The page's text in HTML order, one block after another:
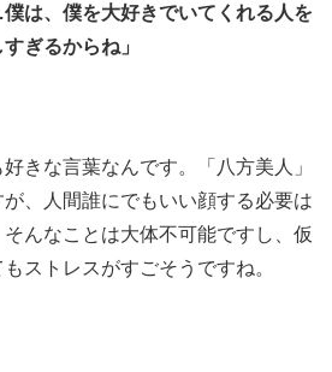
は、僕を大好きでいてくれる人を
ぎるからね」
きな言葉なんです。「八方美人」
、人間誰にでもいい顔する必要は
んなことは大体不可能ですし、仮
ストレスがすごそうですね。